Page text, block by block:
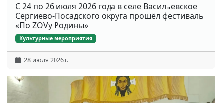
С 24 по 26 июля 2026 года в селе Васильевское
Сергиево-Посадского округа прошёл фестиваль
«По ZOVу Родины»
Культурные мероприятия
28 июля 2026 г.